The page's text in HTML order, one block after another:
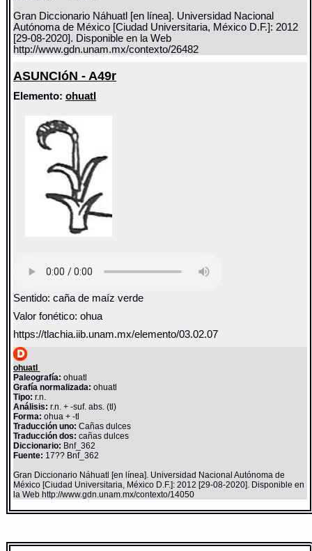
Gran Diccionario Náhuatl [en línea]. Universidad Nacional
Autónoma de México [Ciudad Universitaria, México D.F.]: 2012
[29-08-2020]. Disponible en la Web
http://www.gdn.unam.mx/contexto/26482
ASUNCIóN - A49r
Elemento:ohuatl
Sentido: caña de maíz verde
Valor fonético: ohua
https://tlachia.iib.unam.mx/elemento/03.02.07
ohuatl
Paleografía: ohuatl
Grafía normalizada: ohuatl
Tipo: r.n.
Análisis: r.n. + -suf. abs. (tl)
Forma: ohua + -tl
Traducción uno: Cañas dulces
Traducción dos: cañas dulces
Diccionario: Bnf_362
Fuente: 17?? Bnf_362
Gran Diccionario Náhuatl [en línea]. Universidad Nacional Autónoma de
México [Ciudad Universitaria, México D.F.]: 2012 [29-08-2020]. Disponible en
la Web http://www.gdn.unam.mx/contexto/14050